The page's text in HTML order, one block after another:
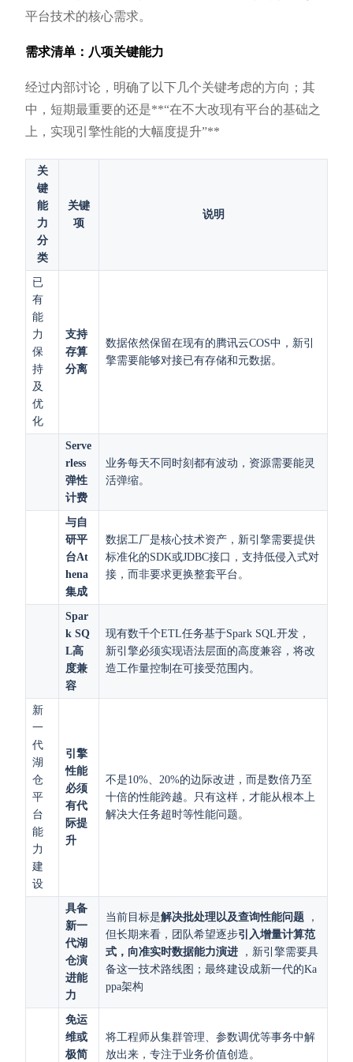
平台技术的核心需求。
需求清单：八项关键能力
经过内部讨论，明确了以下几个关键考虑的方向；其
中，短期最重要的还是**“在不大改现有平台的基础之
上，实现引擎性能的大幅度提升”**
关
键
能
力
分
类
关键
项
说明
已
有
能
力
保
持
及
优
化
支持
存算
分离
数据依然保留在现有的腾讯云COS中，新引
擎需要能够对接已有存储和元数据。
Serve
rless
弹性
计费
业务每天不同时刻都有波动，资源需要能灵
活弹缩。
与自
研平
台At
hena
集成
数据工厂是核心技术资产，新引擎需要提供
标准化的SDK或JDBC接口，支持低侵入式对
接，而非要求更换整套平台。
Spar
k SQ
L高
度兼
容
现有数千个ETL任务基于Spark SQL开发，
新引擎必须实现语法层面的高度兼容，将改
造工作量控制在可接受范围内。
新
一
代
湖
仓
平
台
能
力
建
设
引擎
性能
必须
有代
际提
升
不是10%、20%的边际改进，而是数倍乃至
十倍的性能跨越。只有这样，才能从根本上
解决大任务超时等性能问题。
具备
新一
代湖
仓演
进能
力
当前目标是解决批处理以及查询性能问题 ，
但长期来看，团队希望逐步引入增量计算范
式，向准实时数据能力演进 ，新引擎需要具
备这一技术路线图；最终建设成新一代的Ka
ppa架构
免运
维或
极简
将工程师从集群管理、参数调优等事务中解
放出来，专注于业务价值创造。